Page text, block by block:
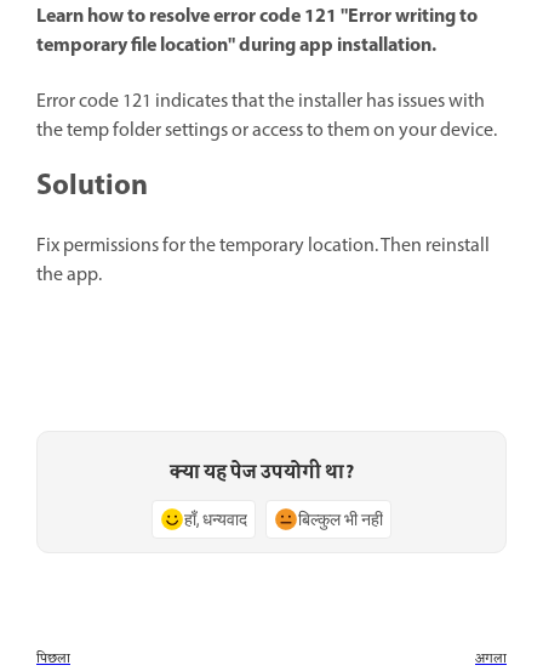
Learn how to resolve error code 121 "Error writing to
temporary file location" during app installation.
Error code 121 indicates that the installer has issues with
the temp folder settings or access to them on your device.
Solution
Fix permissions for the temporary location. Then reinstall
the app.
क्या यह पेज उपयोगी था?
हाँ, धन्यवाद बिल्कुल भी नहीं
पिछला अगला